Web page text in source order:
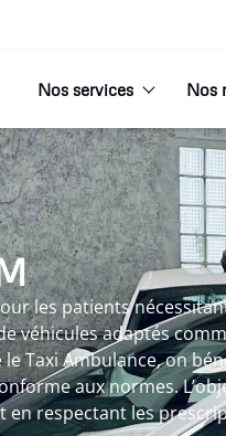
Nos services Nos
les patients
véhicules adaptés
Taxi Ambulance, on
aux normes.
en respectant les